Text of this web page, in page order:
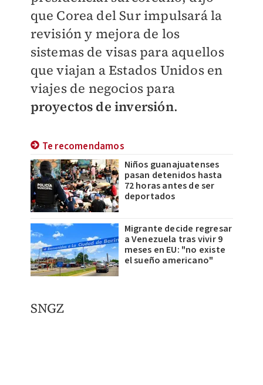
que Corea del Sur impulsará la
revisión y mejora de los
sistemas de visas para aquellos
que viajan a Estados Unidos en
viajes de negocios para
proyectos de inversión.
Te recomendamos
Niños guanajuatenses
pasan detenidos hasta
72 horas antes de ser
deportados
Migrante decide regresar
a Venezuela tras vivir 9
meses en EU: "no existe
el sueño americano"
SNGZ